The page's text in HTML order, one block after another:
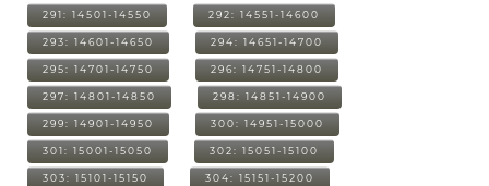
291: 14501-14550 292: 14551-14600
293: 14601-14650 294: 14651-14700
295: 14701-14750 296: 14751-14800
297: 14801-14850 298: 14851-14900
299: 14901-14950 300: 14951-15000
301: 15001-15050 302: 15051-15100
303: 15101-15150 304: 15151-15200